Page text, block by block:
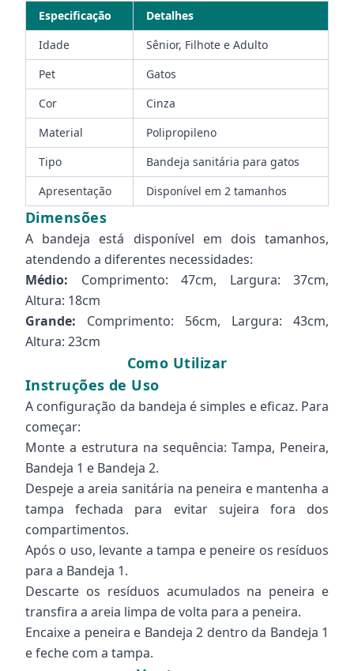
Especificação
Detalhes
Idade
Sênior, Filhote e Adulto
Pet
Gatos
Cor
Cinza
Material
Polipropileno
Tipo
Bandeja sanitária para gatos
Apresentação
Disponível em 2 tamanhos
Dimensões
A bandeja está disponível em dois tamanhos,
atendendo a diferentes necessidades:
Médio: Comprimento: 47cm, Largura: 37cm,
Altura: 18cm
Grande: Comprimento: 56cm, Largura: 43cm,
Altura: 23cm
Como Utilizar
Instruções de Uso
A configuração da bandeja é simples e eficaz. Para
começar:
Monte a estrutura na sequência: Tampa, Peneira,
Bandeja 1 e Bandeja 2.
Despeje a areia sanitária na peneira e mantenha a
tampa fechada para evitar sujeira fora dos
compartimentos.
Após o uso, levante a tampa e peneire os resíduos
para a Bandeja 1.
Descarte os resíduos acumulados na peneira e
transfira a areia limpa de volta para a peneira.
Encaixe a peneira e Bandeja 2 dentro da Bandeja 1
e feche com a tampa.